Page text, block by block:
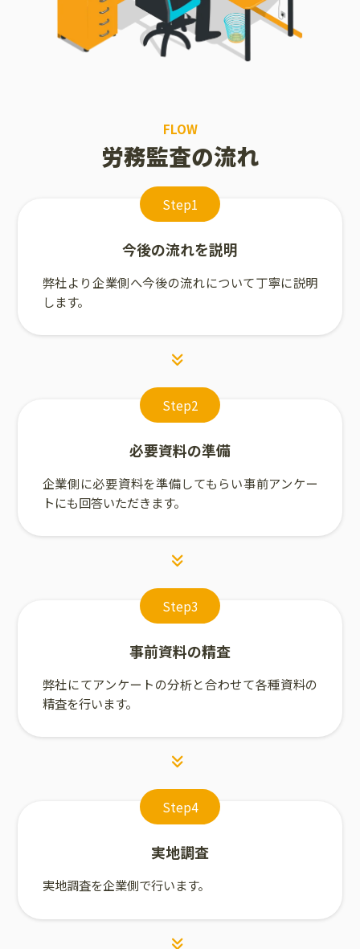
FLOW
労務監査の流れ
Step1
今後の流れを説明
弊社より企業側へ今後の流れについて丁寧に説明
します。
Step2
必要資料の準備
企業側に必要資料を準備してもらい事前アンケー
トにも回答いただきます。
Step3
事前資料の精査
弊社にてアンケートの分析と合わせて各種資料の
精査を行います。
Step4
実地調査
実地調査を企業側で行います。